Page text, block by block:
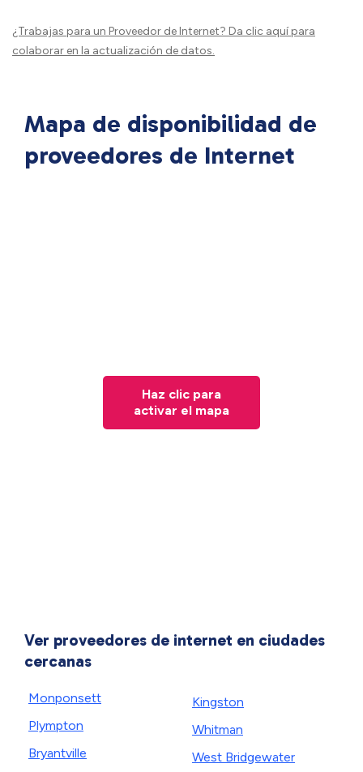
¿Trabajas para un Proveedor de Internet? Da clic aquípara
colaborar en la actualización de datos.
Mapa de disponibilidad de
proveedores de Internet
Haz clic para
activar el mapa
Ver proveedores de internet en ciudades
cercanas
Monponsett
Plympton
Bryantville
Kingston
Whitman
West Bridgewater